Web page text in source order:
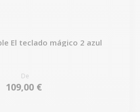
El teclado mágico 2 azul
De
109,00 €